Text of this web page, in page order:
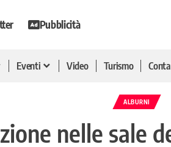
Pubblicità
Eventi Video Turismo
ALBURNI
nelle sale